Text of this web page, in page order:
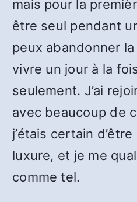
mais pour la
être seul pendant
peux abandonner
vivre un jour à la
seulement. J’ai
avec beaucoup de
j’étais certain
luxure, et je me
comme tel.